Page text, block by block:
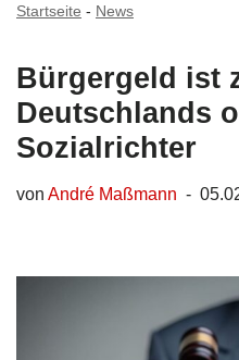
Startseite - News
Bürgergeld ist
Deutschlands
Sozialrichter
von André Maßmann